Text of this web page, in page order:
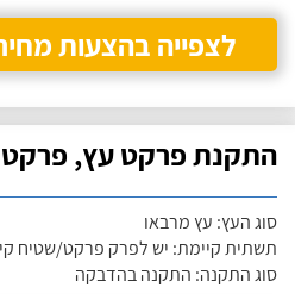
לצפייה בהצעות
התקנת פרקט עץ, פרקט
סוג העץ: עץ מרבאו
תשתית קיימת: יש לפרק פרקט/שטיח
סוג התקנה: התקנה בהדבקה